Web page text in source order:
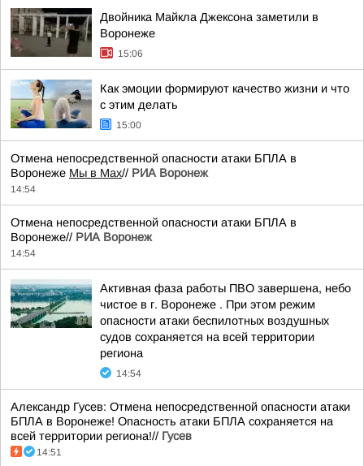
Двойника Майкла Джексона заметили в
Воронеже
15:06
Как эмоции формируют качество жизни и что
с этим делать
15:00
Отмена непосредственной опасности атаки БПЛА в
Воронеже Мы в Мах// РИА Воронеж
14:54
Отмена непосредственной опасности атаки БПЛА в
Воронеже// РИА Воронеж
14:54
Активная фаза работы ПВО завершена, небо
чистое в г. Воронеже . При этом режим
опасности атаки беспилотных воздушных
судов сохраняется на всей территории
региона
14:54
Александр Гусев: Отмена непосредственной опасности атаки
БПЛА в Воронеже! Опасность атаки БПЛА сохраняется на
всей территории региона!// Гусев
14:51